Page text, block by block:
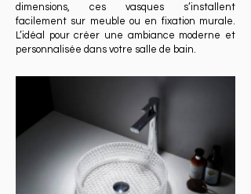
dimensions, ces vasques s’installent
facilement sur meuble ou en fixation murale.
L’idéal pour créer une ambiance moderne et
personnalisée dans votre salle de bain.